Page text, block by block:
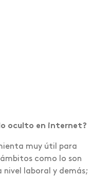
oculto en internet?
muy útil para
como lo son
nivel laboral y demás;